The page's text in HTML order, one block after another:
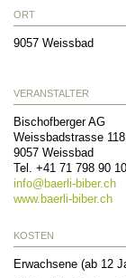
ORT
9057 Weissbad
VERANSTALTER
Bischofberger AG
Weissbadstrasse 118
9057 Weissbad
Tel. +41 71 798 90 10
info@ baerli-biber.ch
www.baerli-biber.ch
KOSTEN
Erwachsene (ab 12